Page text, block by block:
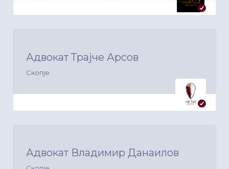
Адвокат Трајче Арсов
Скопје
Адвокат Владимир Данаилов